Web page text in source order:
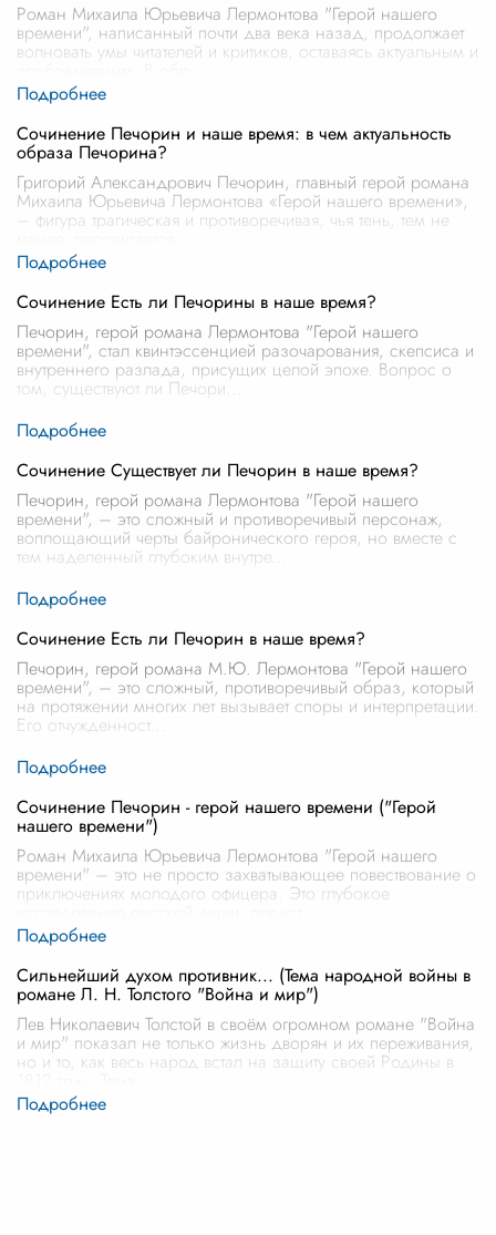
Роман Михаила Юрьевича Лермонтова "Герой нашего
времени", написанный почти два века назад, продолжает
волновать умы читателей и критиков, оставаясь актуальным и
Сочинение Печорин и наше время: в чем актуальность
образа Печорина?
Григорий Александрович Печорин, главный герой романа
Михаила Юрьевича Лермонтова «Герой нашего времени»,
– фигура трагическая и противоречивая, чья тень, тем не
Сочинение Есть ли Печорины в наше время?
Печорин, герой романа Лермонтова "Герой нашего
времени", стал квинтэссенцией разочарования, скепсиса и
внутреннего разлада, присущих целой эпохе. Вопрос о
том, существуют ли Печори
Сочинение Существует ли Печорин в наше время?
Печорин, герой романа Лермонтова "Герой нашего
времени", – это сложный и противоречивый персонаж,
воплощающий черты байронического героя, но вместе с
тем наделенный глубоким внутре
Сочинение Есть ли Печорин в наше время?
Печорин, герой романа М.Ю. Лермонтова "Герой нашего
времени", – это сложный, противоречивый образ, который
на протяжении многих лет вызывает споры и интерпретации.
Его отчужденност
Сочинение Печорин - герой нашего времени ("Герой
нашего времени")
Роман Михаила Юрьевича Лермонтова "Герой нашего
времени" – это не просто захватывающее повествование о
приключениях молодого офицера. Это глубокое
Сильнейший духом противник... (Тема народной войны в
романе Л. Н. Толстого "Война и мир")
Лев Николаевич Толстой в своём огромном романе "Война
и мир" показал не только жизнь дворян и их переживания,
но и то, как весь народ встал на защиту своей Родины в